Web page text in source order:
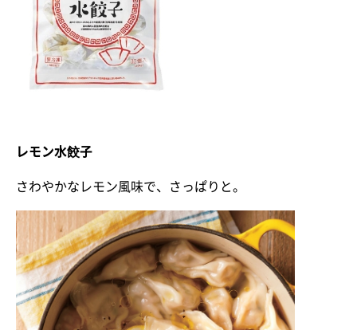
レモン水餃子
さわやかなレモン風味で、さっぱりと。